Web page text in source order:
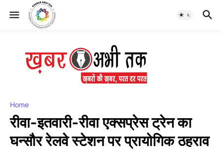
Home
रीवा-इतवारी-रीवा एक्सप्रेस ट्रेन का
घन्सौर रेलवे स्टेशन पर प्रायोगिक ठहराव